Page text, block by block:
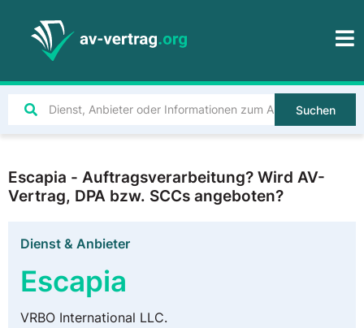
Suchen
Escapia - Auftragsverarbeitung? Wird AV-
Vertrag, DPA bzw. SCCs angeboten?
Dienst & Anbieter
Escapia
VRBO International LLC.